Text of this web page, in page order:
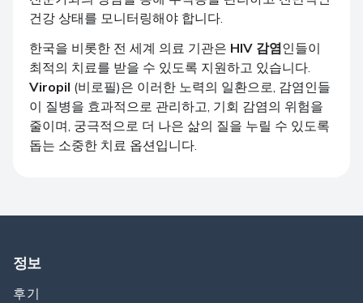
건강 상태를 모니터링해야 합니다.
한국을 비롯한 전 세계 의료 기관은 HIV 감염인들이
최적의 치료를 받을 수 있도록 지원하고 있습니다.
Viropil (비로필)은 이러한 노력의 일환으로, 감염인들
이 질병을 효과적으로 관리하고, 기회 감염의 위험을
줄이며, 궁극적으로 더 나은 삶의 질을 누릴 수 있도록
돕는 소중한 치료 옵션입니다.
정보
후기